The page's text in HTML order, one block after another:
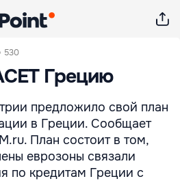
530
Грецию
предложило свой план
в Греции. Сообщает
План состоит в том,
еврозоны связали
по кредитам Греции с